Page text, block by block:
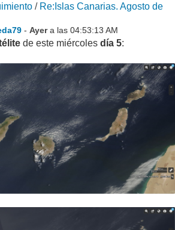
/ Re:Islas Canarias. Agosto de
- Ayera las 04:53:13 AM
de este miércoles día 5: